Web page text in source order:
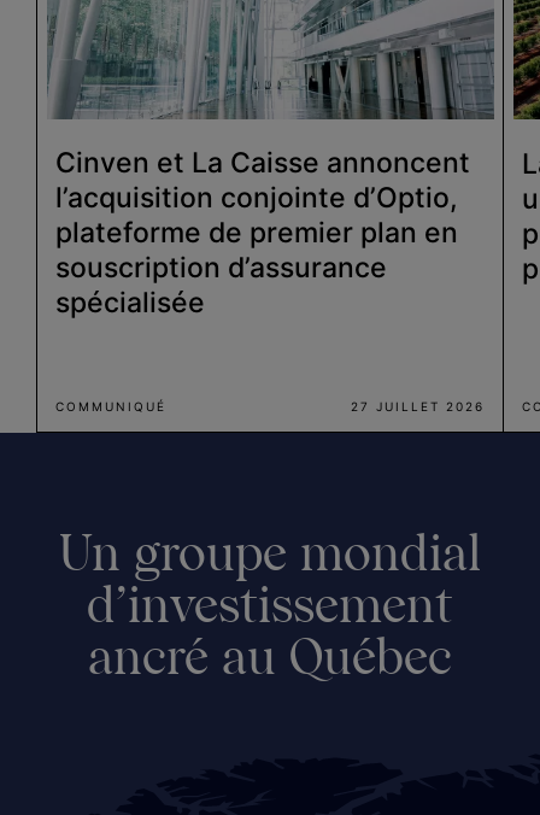
Cinven et La Caisse annoncent
l’acquisition conjointe d’Optio,
plateforme de premier plan en
souscription d’assurance
spécialisée
COMMUNIQUÉ 27 JUILLET 2026
Un groupe mondial
d’investissement
ancré au Québec